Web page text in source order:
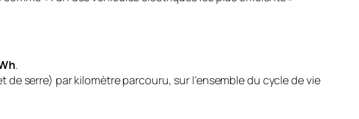
.
de serre) par kilomètre parcouru, sur l’ensemble du cycle de vie